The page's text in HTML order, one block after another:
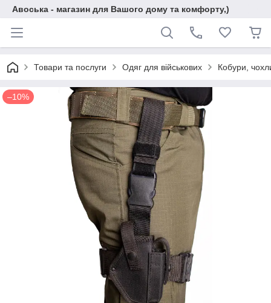
Авоська - магазин для Вашого дому та комфорту,)
Товари та послуги Одяг для військових Кобури,
–10%